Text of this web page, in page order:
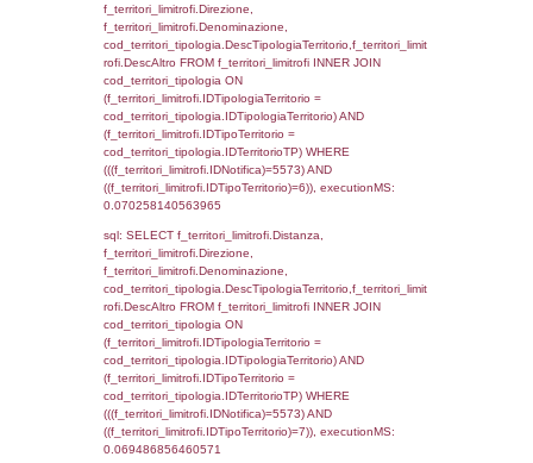
0.00052285194396973
sql: SELECT el_regioni.Regione,
el_comuni.Comune,
f_confini INNER JOIN ((el_comuni INNER
ON el_comuni.IstProvincia =
INNER JOIN el_regioni ON
el_regioni.IstRegione) ON
(((f_confini.IDNotifica)=5573));,
0.00045204162597656
sql: SELECT
SEPARATOR '; ') AS DescAltro,
f_territori_limitrofi INNER JOIN
(f_territori_limitrofi.IDTipologiaTerritorio =